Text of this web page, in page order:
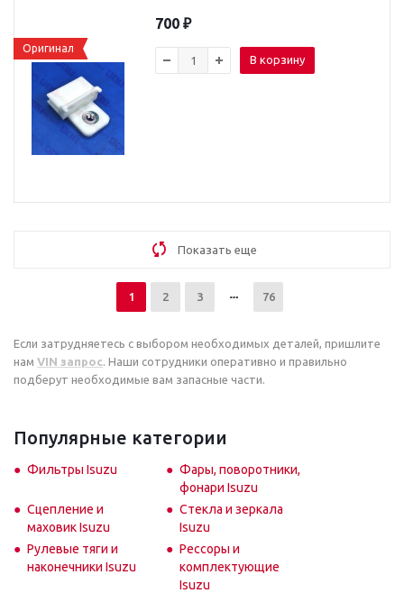
Оригинал
700 ₽
В корзину
Показать еще
1 2 3 76
Если затрудняетесь с выбором необходимых деталей, пришлите
нам VIN запрос. Наши сотрудники оперативно и правильно
подберут необходимые вам запасные части.
Популярные категории
Фильтры Isuzu
Фары, поворотники,
фонари Isuzu
Сцепление и
маховик Isuzu
Стекла и зеркала
Isuzu
Рулевые тяги и
наконечники Isuzu
Рессоры и
комплектующие
Isuzu